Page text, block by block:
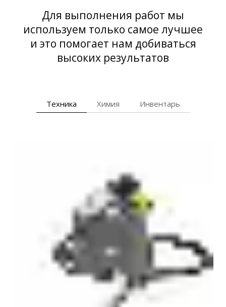
Для выполнения работ мы
используем только самое лучшее
и это помогает нам добиваться
высоких результатов
Техника Химия Инвентарь